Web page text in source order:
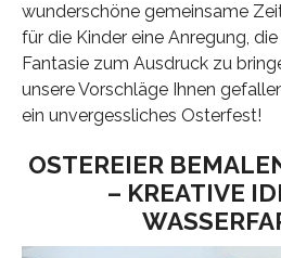
wunderschöne gemeinsame
für die Kinder eine Anregung,
Fantasie zum Ausdruck zu
unsere Vorschläge Ihnen
ein unvergessliches Osterfest!
OSTEREIER
– KREATIVE